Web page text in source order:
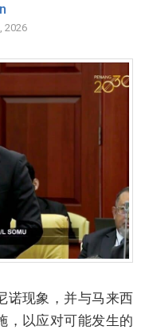
2026
诺现象，并与马来西
，以应对可能发生的